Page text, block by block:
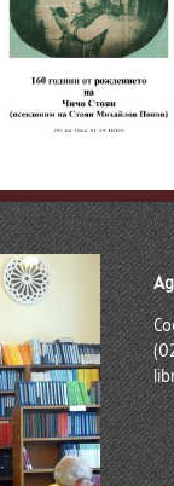
160 години
рождението
Кръстю